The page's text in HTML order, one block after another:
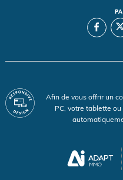
Afin de vous offrir un
PC, votre tablette